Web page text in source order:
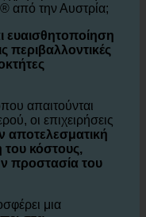
χρησιμοποιεί την
από την Αυστρία;
ευαισθητοποίηση
περιβαλλοντικές
απαιτούνται
οι επιχειρήσεις
αποτελεσματική
κόστους,
προστασία του